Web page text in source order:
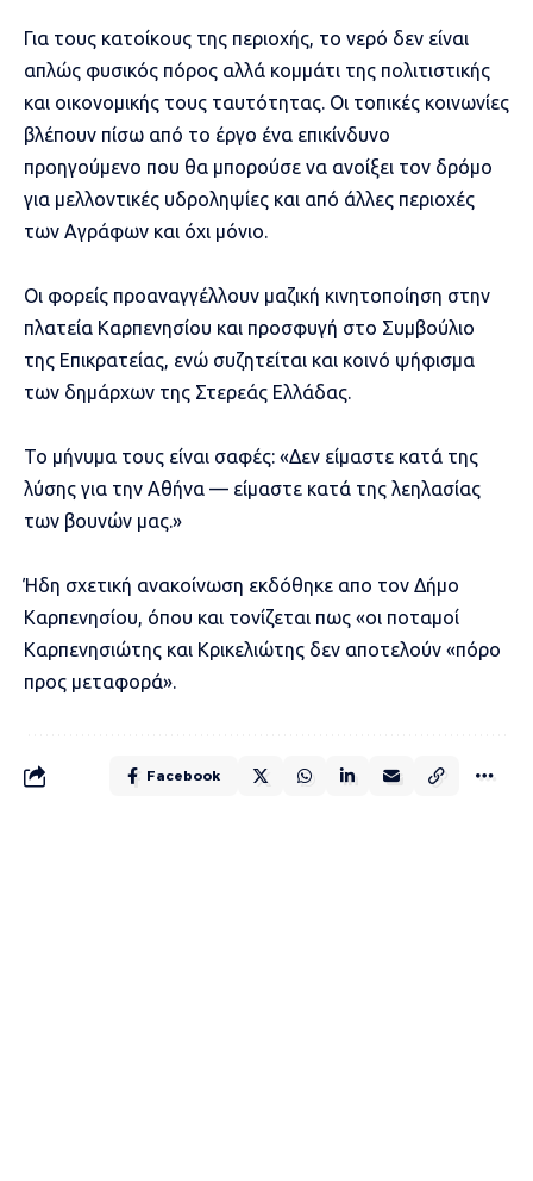
Για τους κατοίκους της περιοχής, το νερό δεν είναι
απλώς φυσικός πόρος αλλά κομμάτι της πολιτιστικής
και οικονομικής τους ταυτότητας. Οι τοπικές κοινωνίες
βλέπουν πίσω από το έργο ένα επικίνδυνο
προηγούμενο που θα μπορούσε να ανοίξει τον δρόμο
για μελλοντικές υδροληψίες και από άλλες περιοχές
των Αγράφων και όχι μόνιο.
Οι φορείς προαναγγέλλουν μαζική κινητοποίηση στην
πλατεία Καρπενησίου και προσφυγή στο Συμβούλιο
της Επικρατείας, ενώ συζητείται και κοινό ψήφισμα
των δημάρχων της Στερεάς Ελλάδας.
Το μήνυμα τους είναι σαφές: «Δεν είμαστε κατά της
λύσης για την Αθήνα — είμαστε κατά της λεηλασίας
των βουνών μας.»
Ήδη σχετική ανακοίνωση εκδόθηκε απο τον Δήμο
Καρπενησίου, όπου και τονίζεται πως «οι ποταμοί
Καρπενησιώτης και Κρικελιώτης δεν αποτελούν «πόρο
προς μεταφορά».
Facebook